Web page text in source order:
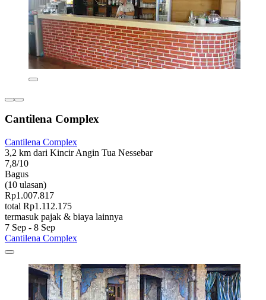
Cantilena Complex
Cantilena Complex
3,2 km dari Kincir Angin Tua Nessebar
7,8/10
Bagus
(10 ulasan)
Rp1.007.817
total Rp1.112.175
termasuk pajak & biaya lainnya
7 Sep - 8 Sep
Cantilena Complex